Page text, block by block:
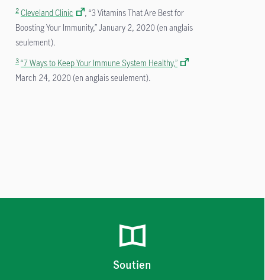
2 Cleveland Clinic
, “3 Vitamins That Are Best for
Boosting Your Immunity,” January 2, 2020 (en anglais
seulement).
3 “7 Ways to Keep Your Immune System Healthy,”
March 24, 2020 (en anglais seulement).
Soutien